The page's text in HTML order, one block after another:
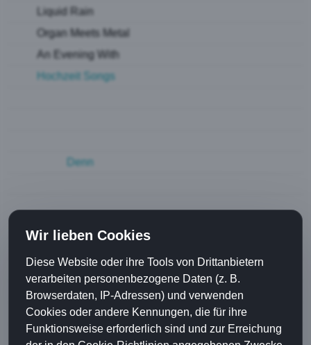
Liquid Rain
Organ Meets Metal
An Evening With
Hochzeit Songs
Denn
Going Back to Zion
Dario Colombo
Cyril Stoller
Diverses
Wir lieben Cookies
Diese Website oder ihre Tools von Drittanbietern
verarbeiten personenbezogene Daten (z. B.
Browserdaten, IP-Adressen) und verwenden
Cookies oder andere Kennungen, die für ihre
Funktionsweise erforderlich sind und zur Erreichung